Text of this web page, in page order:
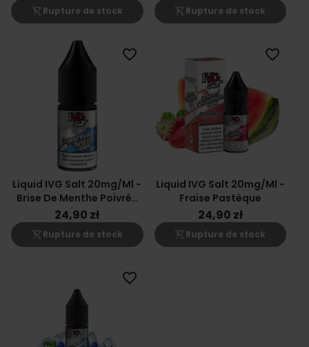
shopping_cart_off Rupture de stock shopping_cart_off Rupture de stock
Liquid IVG Salt 20mg/ml -
Brise De Menthe Poivrée
Chew
24,90 zł
shopping_cart_off Rupture de stock
favorite_border
Liquid IVG Salt 20mg/ml -
Fraise Pastèque
24,90 zł
shopping_cart_off Rupture de stock
favorite_border
favorite_border